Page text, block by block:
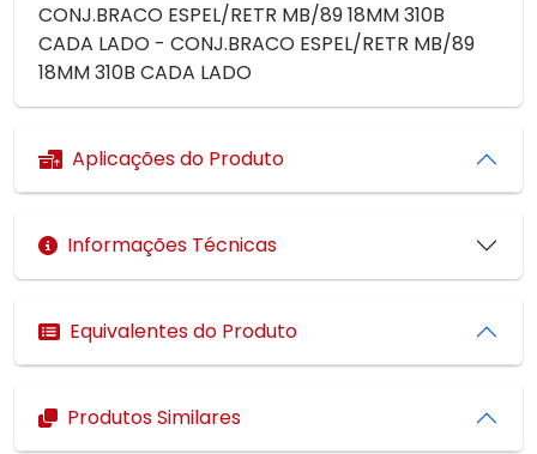
CONJ.BRACO ESPEL/RETR MB/89 18MM 310B
CADA LADO - CONJ.BRACO ESPEL/RETR MB/89
18MM 310B CADA LADO
Aplicações do Produto
Informações Técnicas
Equivalentes do Produto
Produtos Similares